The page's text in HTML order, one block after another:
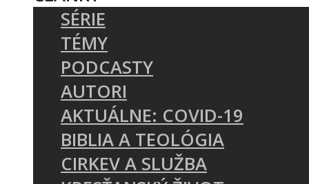
SÉRIE
TÉMY
PODCASTY
AUTORI
AKTUÁLNE: COVID-19
BIBLIA A TEOLÓGIA
CIRKEV A SLUŽBA